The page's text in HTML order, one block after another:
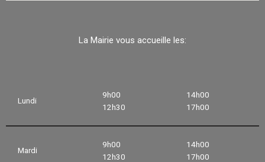
La Mairie vous accueille les:
Lundi
9h00
12h30
14h00
17h00
Mardi
9h00
12h30
14h00
17h00